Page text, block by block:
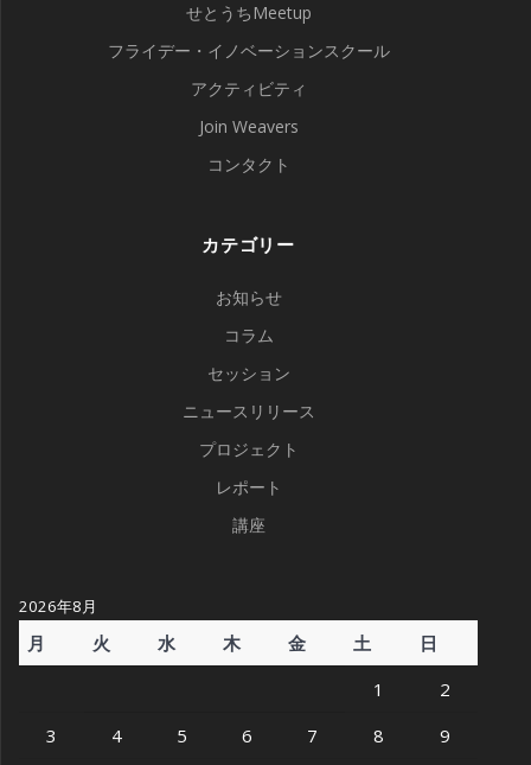
せとうちMeetup
フライデー・イノベーションスクール
アクティビティ
Join Weavers
コンタクト
カテゴリー
お知らせ
コラム
セッション
ニュースリリース
プロジェクト
レポート
講座
2026年8月
月 火 水 木 金 土
日
1
2
3
4 5 6 7 8 9